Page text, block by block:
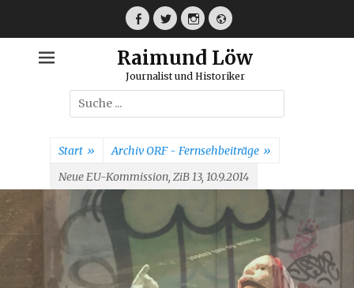
Facebook
TwitterInstagramWebseite
Raimund Löw
Journalist und Historiker
Suche
nach:
Start » Archiv ORF - Fernsehbeiträge »
Neue EU-Kommission, ZiB 13, 10.9.2014